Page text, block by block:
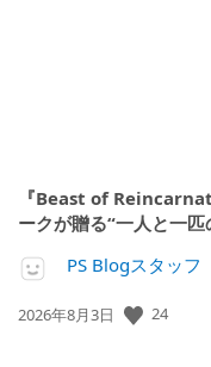
『Beast of
ークが贈る“一人と一匹
PS Blogスタッフ
公
2026年8月3日 24